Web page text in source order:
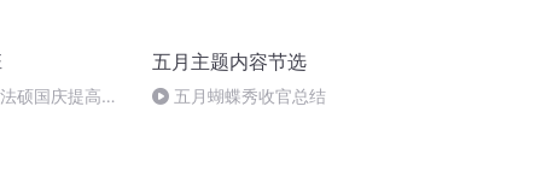
硕国庆提高班
五月主题内容节选
五月蝴蝶秀收官总结